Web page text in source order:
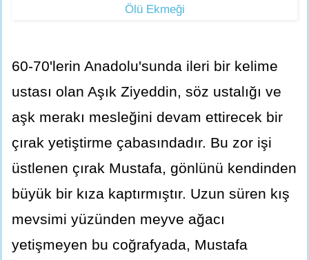
Ölü Ekmeği
60-70'lerin Anadolu'sunda ileri bir kelime
ustası olan Aşık Ziyeddin, söz ustalığı ve
aşk merakı mesleğini devam ettirecek bir
çırak yetiştirme çabasındadır. Bu zor işi
üstlenen çırak Mustafa, gönlünü kendinden
büyük bir kıza kaptırmıştır. Uzun süren kış
mevsimi yüzünden meyve ağacı
yetişmeyen bu coğrafyada, Mustafa